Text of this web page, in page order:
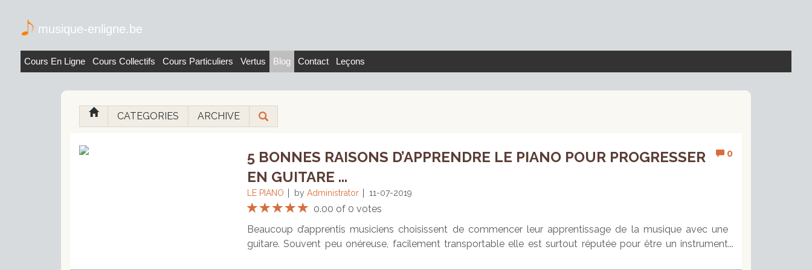
musique-enligne.be
Cours En Ligne Cours Collectifs Cours Particuliers Vertus Blog Contact Leçons
CATEGORIES ARCHIVE
0
5 BONNES RAISONS D’APPRENDRE LE PIANO POUR PROGRESSER
EN GUITARE ...
LE PIANO by Administrator 11-07-2019
0.00 of 0 votes
Beaucoup d’apprentis musiciens choisissent de commencer leur apprentissage de la musique avec une
guitare. Souvent peu onéreuse, facilement transportable elle est surtout réputée pour être un instrument